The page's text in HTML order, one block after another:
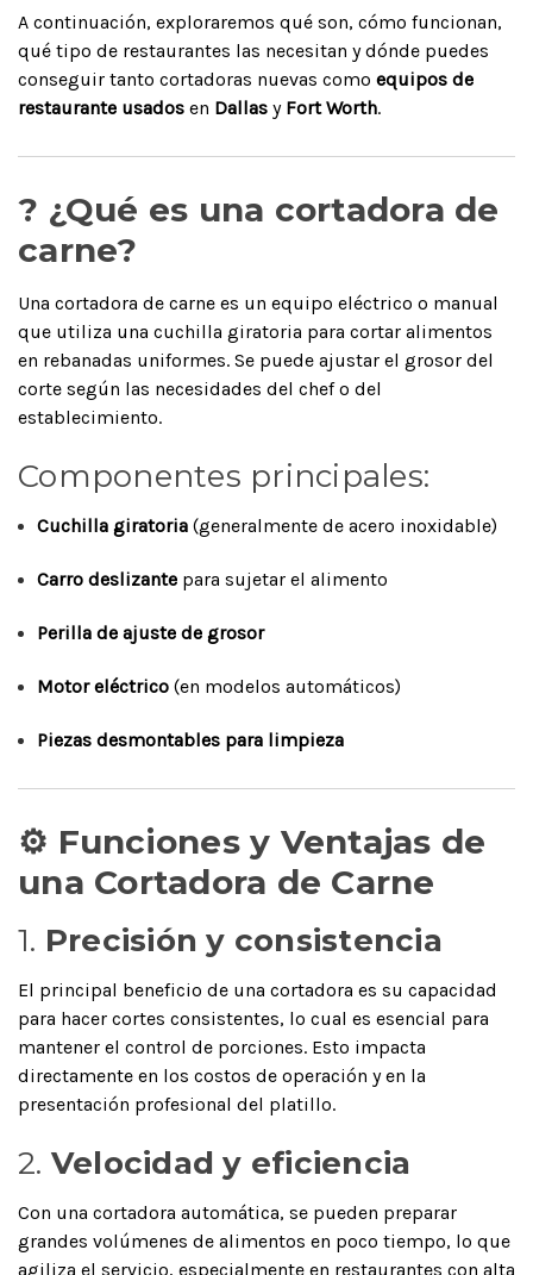
A continuación, exploraremos qué son, cómo funcionan,
qué tipo de restaurantes las necesitan y dónde puedes
conseguir tanto cortadoras nuevas como equipos de
restaurante usados en Dallas y Fort Worth.
? ¿Qué es una cortadora de
carne?
Una cortadora de carne es un equipo eléctrico o manual
que utiliza una cuchilla giratoria para cortar alimentos
en rebanadas uniformes. Se puede ajustar el grosor del
corte según las necesidades del chef o del
establecimiento.
Componentes principales:
Cuchilla giratoria (generalmente de acero inoxidable)
Carro deslizante para sujetar el alimento
Perilla de ajuste de grosor
Motor eléctrico (en modelos automáticos)
Piezas desmontables para limpieza
⚙️ Funciones y Ventajas de
una Cortadora de Carne
1. Precisión y consistencia
El principal beneficio de una cortadora es su capacidad
para hacer cortes consistentes, lo cual es esencial para
mantener el control de porciones. Esto impacta
directamente en los costos de operación y en la
presentación profesional del platillo.
2. Velocidad y eficiencia
Con una cortadora automática, se pueden preparar
grandes volúmenes de alimentos en poco tiempo, lo que
agiliza el servicio, especialmente en restaurantes con alta